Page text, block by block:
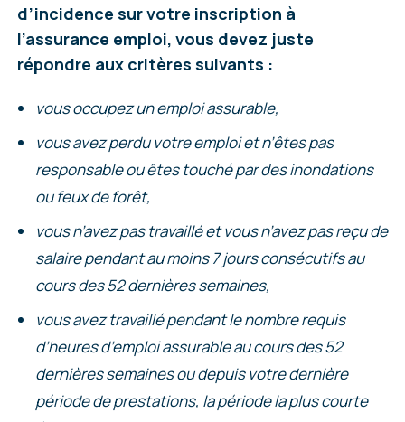
d’incidence sur votre inscription à
l’assurance emploi, vous devez juste
répondre aux critères suivants :
vous occupez un emploi assurable,
vous avez perdu votre emploi et n’êtes pas
responsable ou êtes touché par des inondations
ou feux de forêt,
vous n’avez pas travaillé et vous n’avez pas reçu de
salaire pendant au moins 7 jours consécutifs au
cours des 52 dernières semaines,
vous avez travaillé pendant le nombre requis
d’heures d’emploi assurable au cours des 52
dernières semaines ou depuis votre dernière
période de prestations, la période la plus courte